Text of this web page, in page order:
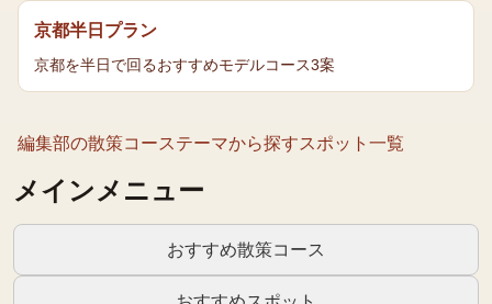
メインメニュー
おすすめ散策コース
京都半日プラン
京都を半日で回るおすすめモデルコース3案
編集部の散策コーステーマから探すスポット一覧